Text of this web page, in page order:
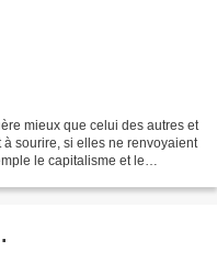
mieux que celui des autres et
sourire, si elles ne renvoyaient
le capitalisme et le